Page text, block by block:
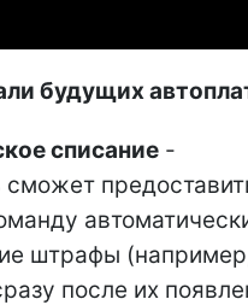
будущих
списание -
сможет
штрафы
после их